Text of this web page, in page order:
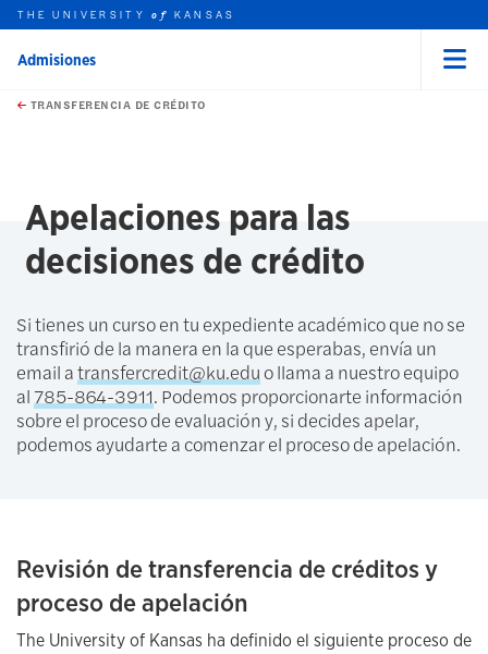
Skip to main content
this unit
THE UNIVERSITYof KANSAS
Admisiones
TRANSFERENCIA DE CRÉDITO
Apelaciones para las
decisiones de crédito
Si tienes un curso en tu expediente académico que no se
transfirió de la manera en la que esperabas, envía un
email atransfercredit@ku.eduo llama a nuestro equipo
al 785-864-3911. Podemos proporcionarte información
sobre el proceso de evaluación y, si decides apelar,
podemos ayudarte a comenzar el proceso de apelación.
Revisión de transferencia de créditos y
proceso de apelación
The University of Kansas ha definido el siguiente proceso de